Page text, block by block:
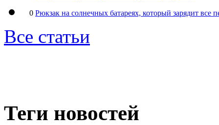
0 Рюкзак на солнечных батареях, который зарядит все
Все статьи
Теги новостей